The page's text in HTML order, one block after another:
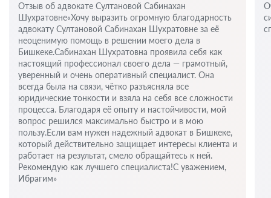
Отзыв об адвокате Султановой Сабинахан
Шухратовне«Хочу выразить огромную благодарность
адвокату Султановой Сабинахан Шухратовне за её
неоценимую помощь в решении моего дела в
Бишкеке.Сабинахан Шухратовна проявила себя как
настоящий профессионал своего дела — грамотный,
уверенный и очень оперативный специалист. Она
всегда была на связи, чётко разъясняла все
юридические тонкости и взяла на себя все сложности
процесса. Благодаря её опыту и настойчивости, мой
вопрос решился максимально быстро и в мою
пользу.Если вам нужен надежный адвокат в Бишкеке,
который действительно защищает интересы клиента и
работает на результат, смело обращайтесь к ней.
Рекомендую как лучшего специалиста!С уважением,
Ибрагим»